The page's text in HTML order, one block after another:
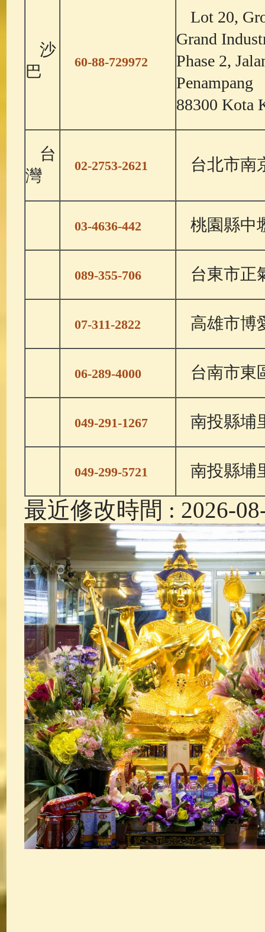
沙
巴
60-88-729972
Lot 20,
Grand
Phase 2,
Penampang
88300 Kota
台
灣
02-2753-2621 台北市南
03-4636-442 桃園縣中
089-355-706 台東市正
07-311-2822 高雄市博
06-289-4000 台南市東
049-291-1267 南投縣埔
049-299-5721 南投縣埔
最近修改時間 : 2026-